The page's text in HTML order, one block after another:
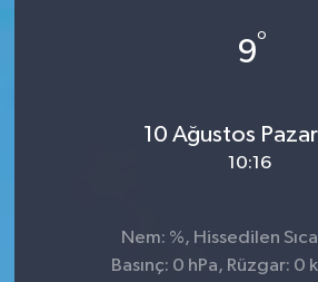
9°
10 Ağustos
10:16
Nem: %, Hissedilen
Basınç: 0 hPa, Rüzgar: 0